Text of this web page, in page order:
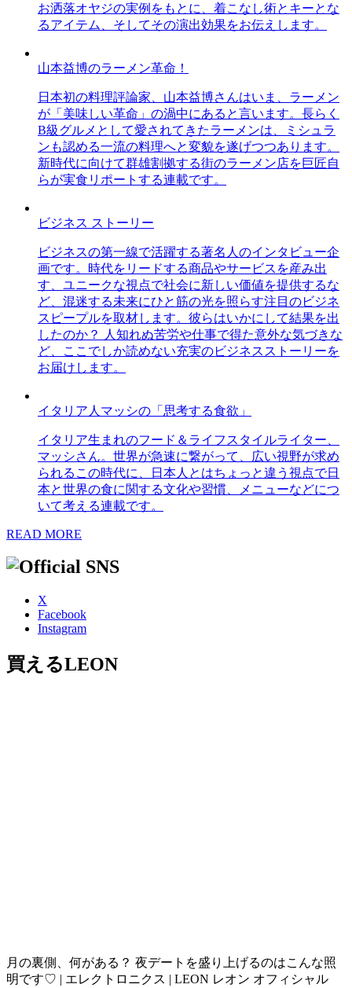
お洒落オヤジの実例をもとに、着こなし術とキーとな
るアイテム、そしてその演出効果をお伝えします。
山本益博のラーメン革命！
日本初の料理評論家、山本益博さんはいま、ラーメン
が「美味しい革命」の渦中にあると言います。長らく
B級グルメとして愛されてきたラーメンは、ミシュラ
ンも認める一流の料理へと変貌を遂げつつあります。
新時代に向けて群雄割拠する街のラーメン店を巨匠自
らが実食リポートする連載です。
ビジネス ストーリー
ビジネスの第一線で活躍する著名人のインタビュー企
画です。時代をリードする商品やサービスを産み出
す、ユニークな視点で社会に新しい価値を提供するな
ど、混迷する未来にひと筋の光を照らす注目のビジネ
スピープルを取材します。彼らはいかにして結果を出
したのか？ 人知れぬ苦労や仕事で得た意外な気づきな
ど、ここでしか読めない充実のビジネスストーリーを
お届けします。
イタリア人マッシの「思考する食欲」
イタリア生まれのフード＆ライフスタイルライター、
マッシさん。世界が急速に繋がって、広い視野が求め
られるこの時代に、日本人とはちょっと違う視点で日
本と世界の食に関する文化や習慣、メニューなどにつ
いて考える連載です。
READ MORE
X
Facebook
Instagram
買えるLEON
月の裏側、何がある？ 夜デートを盛り上げるのはこんな照
明です♡ | エレクトロニクス | LEON レオン オフィシャル